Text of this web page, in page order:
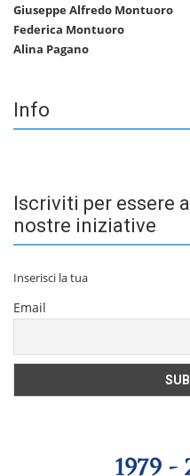
Giuseppe Alfredo Montuoro
Federica Montuoro
Alina Pagano
Info
Iscriviti per essere
nostre iniziative
Inserisci la tua
Email